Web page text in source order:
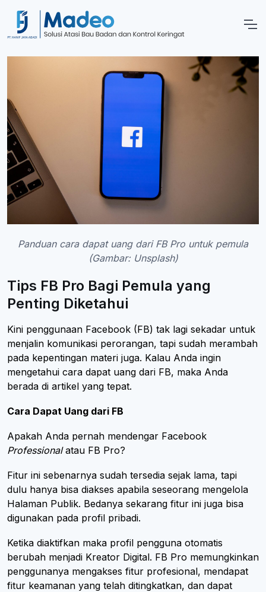
Panduan cara dapat uang dari FB Pro untuk pemula
(Gambar: Unsplash)
Tips FB Pro Bagi Pemula yang
Penting Diketahui
Kini penggunaan Facebook (FB) tak lagi sekadar untuk
menjalin komunikasi perorangan, tapi sudah merambah
pada kepentingan materi juga. Kalau Anda ingin
mengetahui cara dapat uang dari FB, maka Anda
berada di artikel yang tepat.
Cara Dapat Uang dari FB
Apakah Anda pernah mendengar Facebook
Professionalatau FB Pro?
Fitur ini sebenarnya sudah tersedia sejak lama, tapi
dulu hanya bisa diakses apabila seseorang mengelola
Halaman Publik. Bedanya sekarang fitur ini juga bisa
digunakan pada profil pribadi.
Ketika diaktifkan maka profil pengguna otomatis
berubah menjadi Kreator Digital. FB Pro memungkinkan
penggunanya mengakses fitur profesional, mendapat
fitur keamanan yang telah ditingkatkan, dan dapat